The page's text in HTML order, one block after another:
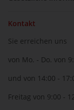
Kontakt
Sie erreichen uns
von Mo. - Do. von
und von 14:00 -
Freitag von 9:00 -